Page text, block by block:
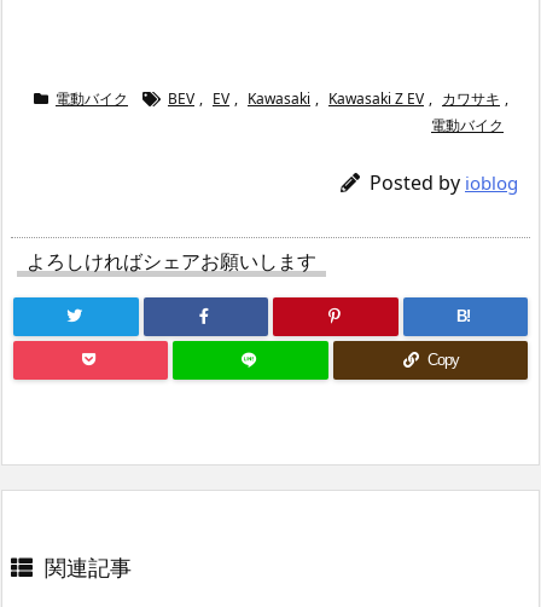
電動バイク BEV , EV , Kawasaki , Kawasaki Z EV , カワサキ ,
電動バイク
Posted by ioblog
よろしければシェアお願いします
B!
Copy
関連記事